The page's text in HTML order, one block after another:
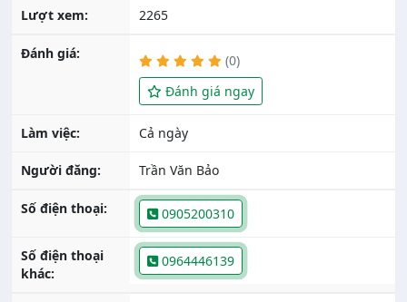
Lượt xem: 2265
Đánh giá:
(0)
Đánh giá ngay
Làm việc: Cả ngày
Người đăng: Trần Văn Bảo
Số điện thoại: 0905200310
Số điện thoại
khác:
0964446139